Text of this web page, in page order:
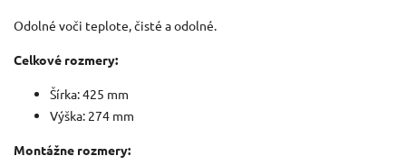
Odolné voči teplote, čisté a odolné.
Celkové rozmery:
Šírka: 425 mm
Výška: 274 mm
Montážne rozmery: